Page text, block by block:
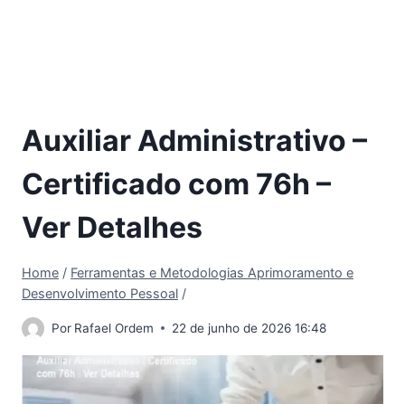
Auxiliar Administrativo –
Certificado com 76h –
Ver Detalhes
Home / Ferramentas e Metodologias Aprimoramento e
Desenvolvimento Pessoal /
Por Rafael Ordem 22 de junho de 2026 16:48